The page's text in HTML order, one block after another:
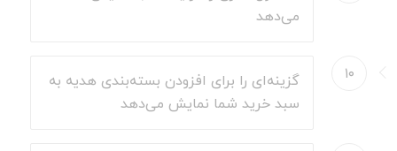
می‌دهد
۱۰
گزینه‌ای را برای افزودن بسته‌بندی هدیه به
سبد خرید شما نمایش می‌دهد